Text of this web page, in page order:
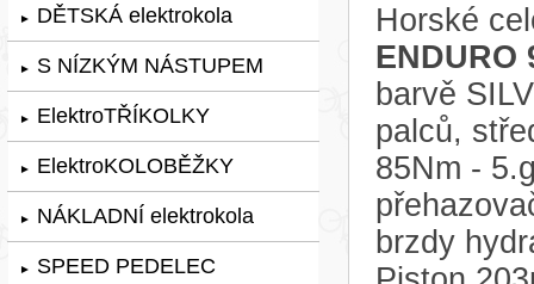
► DĚTSKÁ elektrokola
► S NÍZKÝM NÁSTUPEM
► ElektroTŘÍKOLKY
► ElektroKOLOBĚŽKY
► NÁKLADNÍ elektrokola
► SPEED PEDELEC
Horské
ENDURO
barvě
palců,
85Nm -
brzdy